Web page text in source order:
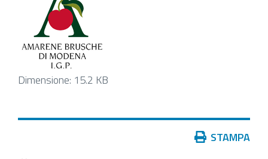
Clicca
Dimensione: 15.2 KB
STAMPA